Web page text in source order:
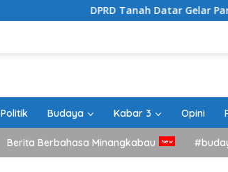
DPRD Tanah Datar Gelar Paripurna
Politik Budaya Kabar 3 Opini
Berita Berbahasa Minangkabau